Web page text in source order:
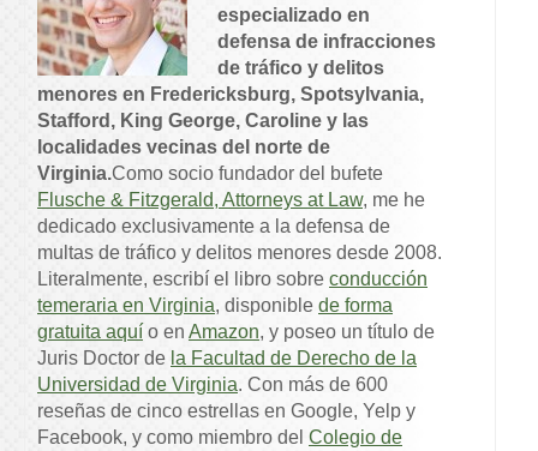
especializado en
defensa de infracciones
de tráfico y delitos
menores en Fredericksburg, Spotsylvania,
Stafford, King George, Caroline y las
localidades vecinas del norte de
Virginia.Como socio fundador del bufete
Flusche & Fitzgerald, Attorneys at Law, me he
dedicado exclusivamente a la defensa de
multas de tráfico y delitos menores desde 2008.
Literalmente, escribí el libro sobre conducción
temeraria en Virginia, disponible de forma
gratuita aquí o en Amazon, y poseo un título de
Juris Doctor de la Facultad de Derecho de la
Universidad de Virginia. Con más de 600
reseñas de cinco estrellas en Google, Yelp y
Facebook, y como miembro del Colegio de